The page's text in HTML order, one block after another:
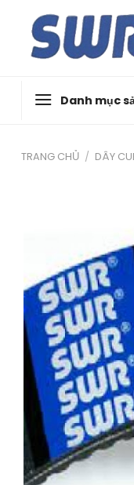
content
Danh mục
TRANG CHỦ / DÂY